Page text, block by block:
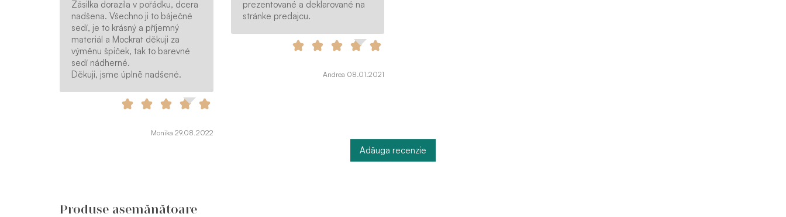
Zásilka dorazila v pořádku, dcera
nadšena. Všechno ji to báječné
sedí, je to krásný a příjemný
materiál a Mockrat děkuji za
výměnu špiček, tak to barevné
sedí nádherné.
Děkuji, jsme úplně nadšené.
Monika 29.08.2022
prezentované a deklarované na
stránke predajcu.
Andrea 08.01.2021
Adăuga recenzie
Produse asemănătoare